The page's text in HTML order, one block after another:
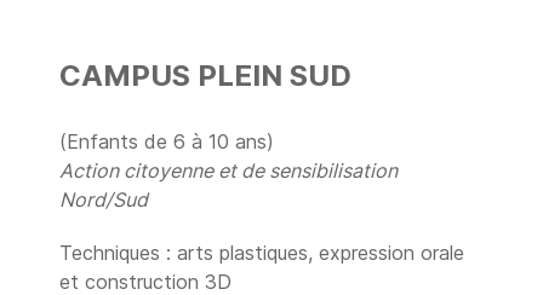
CAMPUS PLEIN SUD
(Enfants de 6 à 10 ans)
Action citoyenne et de sensibilisation
Nord/Sud
Techniques : arts plastiques, expression orale
et construction 3D